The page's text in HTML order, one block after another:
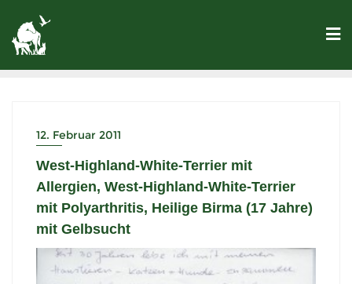
12. Februar 2011
West-Highland-White-Terrier mit
Allergien, West-Highland-White-Terrier
mit Polyarthritis, Heilige Birma (17 Jahre)
mit Gelbsucht